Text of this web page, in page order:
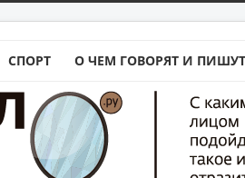
СПОРТ О ЧЕМ ГОВОРЯТ И ПИШУТ